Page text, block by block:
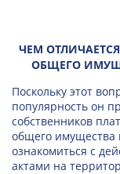
ЧЕМ
ОБЩЕГО
Поскольку этот
популярность он
собственников
общего имущества
ознакомиться с
актами на